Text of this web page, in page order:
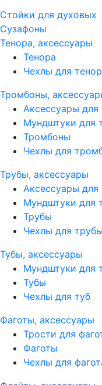
Стойки для духовых
Сузафоны
Тенора, аксессуары
Тенора
Чехлы для
Тромбоны,
Аксессуары
Мундштуки для
Тромбоны
Чехлы для
Трубы, аксессуары
Аксессуары для
Мундштуки для
Трубы
Чехлы для трубы
Тубы, аксессуары
Мундштуки для
Тубы
Чехлы для туб
Фаготы, аксессуары
Трости для
Фаготы
Чехлы для